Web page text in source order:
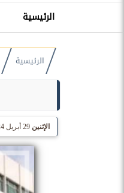
الرئيسية
الرئيسية
الإثنين 29 أبريل 2024